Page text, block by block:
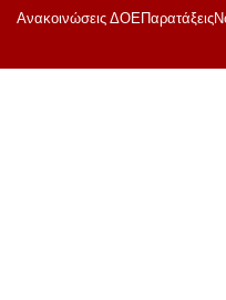
Ανακoινώσεις ΔΟΕΠαρατάξεις